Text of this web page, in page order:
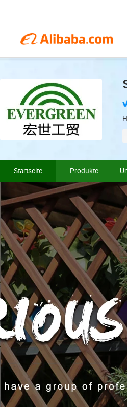
Startseite Produkte